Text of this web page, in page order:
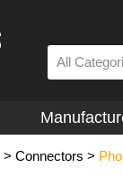
All
> Connectors >